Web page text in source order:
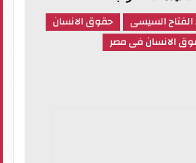
الفتاح السيسى
حقوق الانسان
الانسان فى مصر